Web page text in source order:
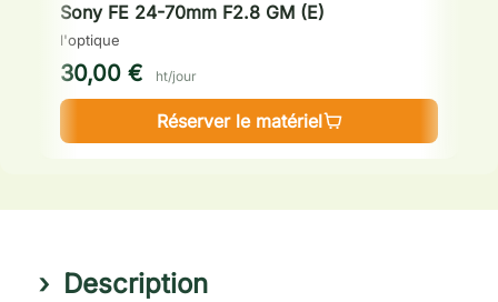
Sony FE 24-70mm F2.8 GM (E)
l'optique
30,00 € ht/jour
Réserver le matériel
Description